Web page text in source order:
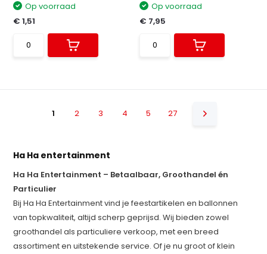
Op voorraad
€ 1,51
Op voorraad
€ 7,95
1 2 3 4 5 27
Ha Ha entertainment
Ha Ha Entertainment – Betaalbaar, Groothandel én
Particulier
Bij Ha Ha Entertainment vind je feestartikelen en ballonnen
van topkwaliteit, altijd scherp geprijsd. Wij bieden zowel
groothandel als particuliere verkoop, met een breed
assortiment en uitstekende service. Of je nu groot of klein